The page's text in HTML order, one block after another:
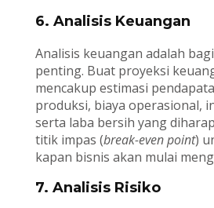
6. Analisis Keuangan
Analisis keuangan adalah
penting. Buat proyeksi
mencakup estimasi
produksi, biaya operasional,
serta laba bersih yang
titik impas (break-even point)
kapan bisnis akan mulai
7. Analisis Risiko